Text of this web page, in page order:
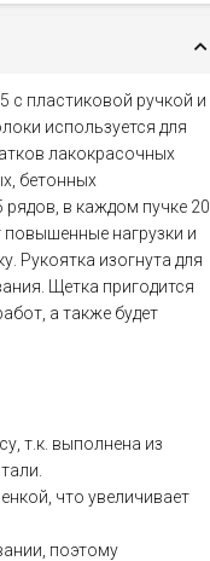
с пластиковой ручкой и
используется для
лакокрасочных
бетонных
в каждом пучке 20
нагрузки и
Рукоятка изогнута для
Щетка пригодится
а также будет
т.к. выполнена из
что увеличивает
поэтому